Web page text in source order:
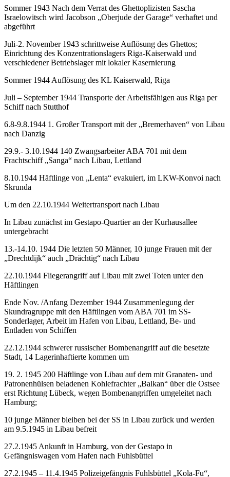
Sommer 1943 Nach dem Verrat des Ghettoplizisten Sascha
Israelowitsch wird Jacobson „Oberjude der Garage“ verhaftet und
abgeführt
Juli-2. November 1943 schrittweise Auflösung des Ghettos;
Einrichtung des Konzentrationslagers Riga-Kaiserwald und
verschiedener Betriebslager mit lokaler Kasernierung
Sommer 1944 Auflösung des KL Kaiserwald, Riga
Juli – September 1944 Transporte der Arbeitsfähigen aus Riga per
Schiff nach Stutthof
6.8-9.8.1944 1. Großer Transport mit der „Bremerhaven“ von Libau
nach Danzig
29.9.- 3.10.1944 140 Zwangsarbeiter ABA 701 mit dem
Frachtschiff „Sanga“ nach Libau, Lettland
8.10.1944 Häftlinge von „Lenta“ evakuiert, im LKW-Konvoi nach
Skrunda
Um den 22.10.1944 Weitertransport nach Libau
In Libau zunächst im Gestapo-Quartier an der Kurhausallee
untergebracht
13.-14.10. 1944 Die letzten 50 Männer, 10 junge Frauen mit der
„Drechtdijk“ auch „Drächtig“ nach Libau
22.10.1944 Fliegerangriff auf Libau mit zwei Toten unter den
Häftlingen
Ende Nov. /Anfang Dezember 1944 Zusammenlegung der
Skundragruppe mit den Häftlingen vom ABA 701 im SS-
Sonderlager, Arbeit im Hafen von Libau, Lettland, Be- und
Entladen von Schiffen
22.12.1944 schwerer russischer Bombenangriff auf die besetzte
Stadt, 14 Lagerinhaftierte kommen um
19. 2. 1945 200 Häftlinge von Libau auf dem mit Granaten- und
Patronenhülsen beladenen Kohlefrachter „Balkan“ über die Ostsee
erst Richtung Lübeck, wegen Bombenangriffen umgeleitet nach
Hamburg;
10 junge Männer bleiben bei der SS in Libau zurück und werden
am 9.5.1945 in Libau befreit
27.2.1945 Ankunft in Hamburg, von der Gestapo in
Gefängniswagen vom Hafen nach Fuhlsbüttel
27.2.1945 – 11.4.1945 Polizeigefängnis Fuhlsbüttel „Kola-Fu“,